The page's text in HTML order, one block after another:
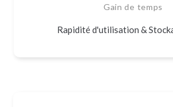
Gain de temps
Rapidité d'utilisation &